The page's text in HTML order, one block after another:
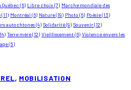
Québec(6) Libre choix(7) Marche mondiale des
(11) Montréal (6) Nature(19) Photo (6) Poésie(13)
autochtones(4) Solidarité(9) Souvenir(12)
Terre mère(12) Vieillissement (6) Violence envers les
(5)
, MOBILISATION